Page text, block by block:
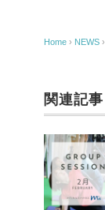
Home › NEWS ›
関連記事